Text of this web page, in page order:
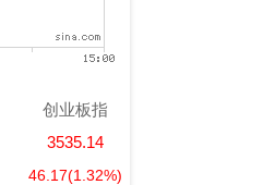
创业板指
3535.14
46.17(1.32%)